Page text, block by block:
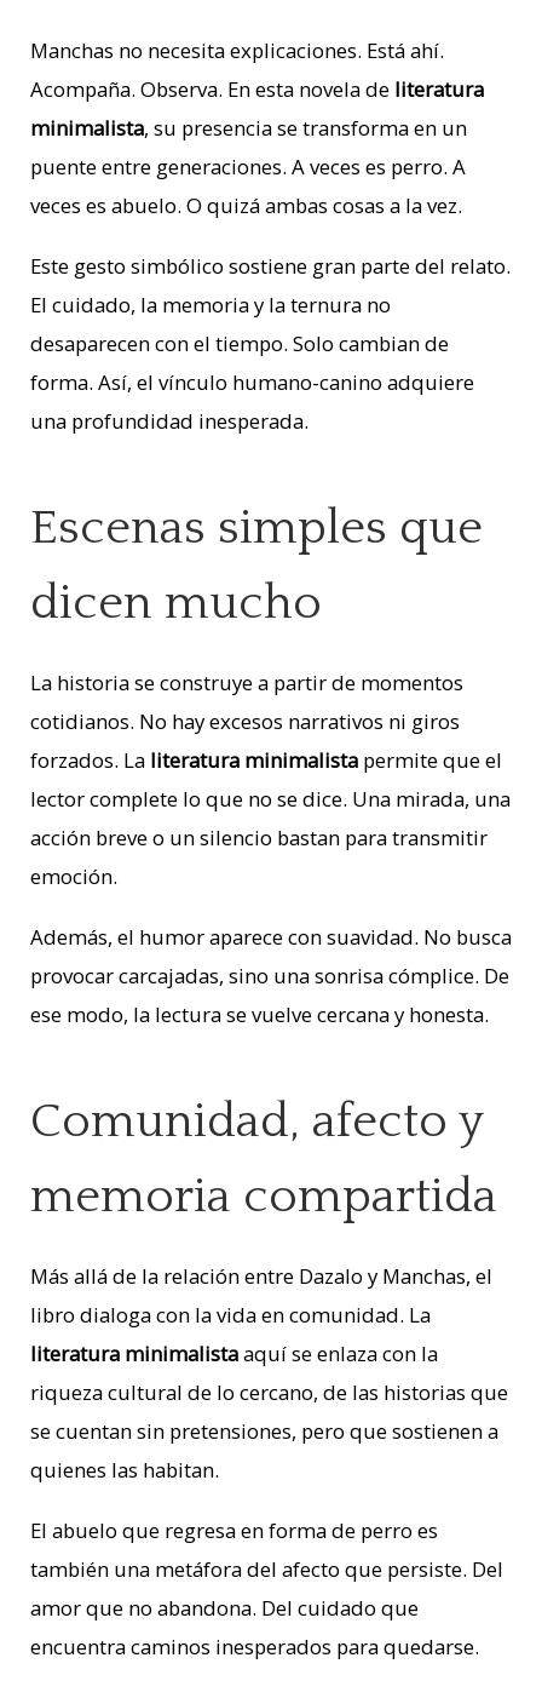
Manchas no necesita explicaciones. Está ahí.
Acompaña. Observa. En esta novela de literatura
minimalista, su presencia se transforma en un
puente entre generaciones. A veces es perro. A
veces es abuelo. O quizá ambas cosas a la vez.
Este gesto simbólico sostiene gran parte del relato.
El cuidado, la memoria y la ternura no
desaparecen con el tiempo. Solo cambian de
forma. Así, el vínculo humano-canino adquiere
una profundidad inesperada.
Escenas simples que
dicen mucho
La historia se construye a partir de momentos
cotidianos. No hay excesos narrativos ni giros
forzados. La literatura minimalista permite que el
lector complete lo que no se dice. Una mirada, una
acción breve o un silencio bastan para transmitir
emoción.
Además, el humor aparece con suavidad. No busca
provocar carcajadas, sino una sonrisa cómplice. De
ese modo, la lectura se vuelve cercana y honesta.
Comunidad, afecto y
memoria compartida
Más allá de la relación entre Dazalo y Manchas, el
libro dialoga con la vida en comunidad. La
literatura minimalistaaquí se enlaza con la
riqueza cultural de lo cercano, de las historias que
se cuentan sin pretensiones, pero que sostienen a
quienes las habitan.
El abuelo que regresa en forma de perro es
también una metáfora del afecto que persiste. Del
amor que no abandona. Del cuidado que
encuentra caminos inesperados para quedarse.